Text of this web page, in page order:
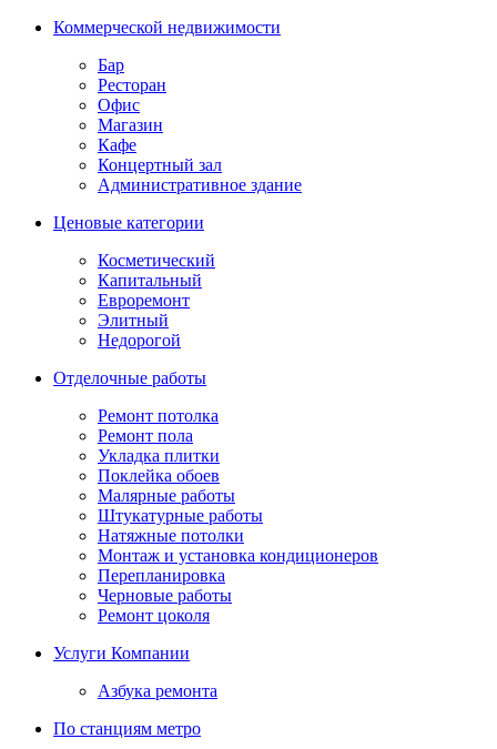
Коммерческой недвижимости
Бар
Ресторан
Офис
Магазин
Кафе
Концертный зал
Административное здание
Ценовые категории
Косметический
Капитальный
Евроремонт
Элитный
Недорогой
Отделочные работы
Ремонт потолка
Ремонт пола
Укладка плитки
Поклейка обоев
Малярные работы
Штукатурные работы
Натяжные потолки
Монтаж и установка кондиционеров
Перепланировка
Черновые работы
Ремонт цоколя
Услуги Компании
Азбука ремонта
По станциям метро